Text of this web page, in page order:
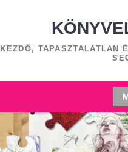
KEZDŐ, TAPASZTALATLAN
Skip
to
content